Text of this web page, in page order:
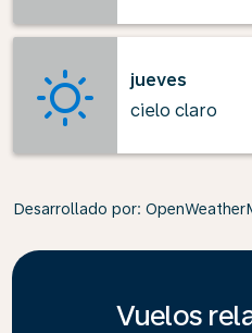
jueves
cielo claro
Desarrollado por:
Vuelos